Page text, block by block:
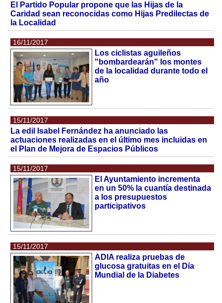
El Partido Popular propone que las Hijas de la
Caridad sean reconocidas como Hijas Predilectas de
la Localidad
16/11/2017
Los ciclistas aguileños
"bombardearán" los montes
de la localidad durante todo el
año
15/11/2017
La edil Isabel Fernández ha anunciado las
actuaciones realizadas en el último mes incluidas en
el Plan de Mejora de Espacios Públicos
15/11/2017
El Ayuntamiento incrementa
en un 50% la cuantía destinada
a los presupuestos
participativos
15/11/2017
ADIA realiza pruebas de
glucosa gratuitas en el Día
Mundial de la Diabetes